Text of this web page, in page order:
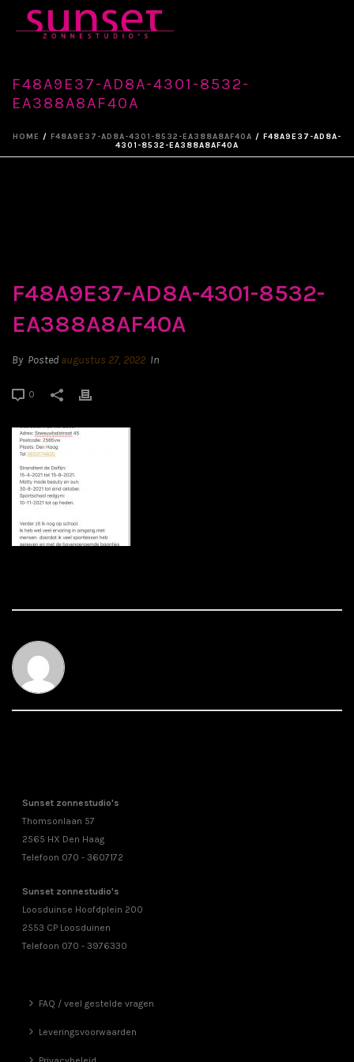
F48A9E37-AD8A-4301-8532-
EA388A8AF40A
HOME / F48A9E37-AD8A-4301-8532-EA388A8AF40A / F48A9E37-AD8A-
4301-8532-EA388A8AF40A
F48A9E37-AD8A-4301-8532-
EA388A8AF40A
By Posted augustus 27, 2022 In
0
Sunset zonnestudio's
Thomsonlaan 57
2565 HX Den Haag
Telefoon 070 - 3607172
Sunset zonnestudio's
Loosduinse Hoofdplein 200
2553 CP Loosduinen
Telefoon 070 - 3976330
FAQ / veel gestelde vragen
Leveringsvoorwaarden